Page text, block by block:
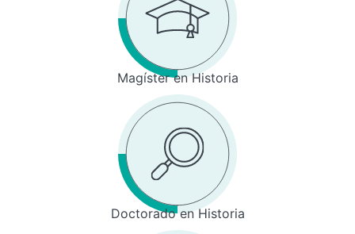
Magíster en Historia
Doctorado en Historia